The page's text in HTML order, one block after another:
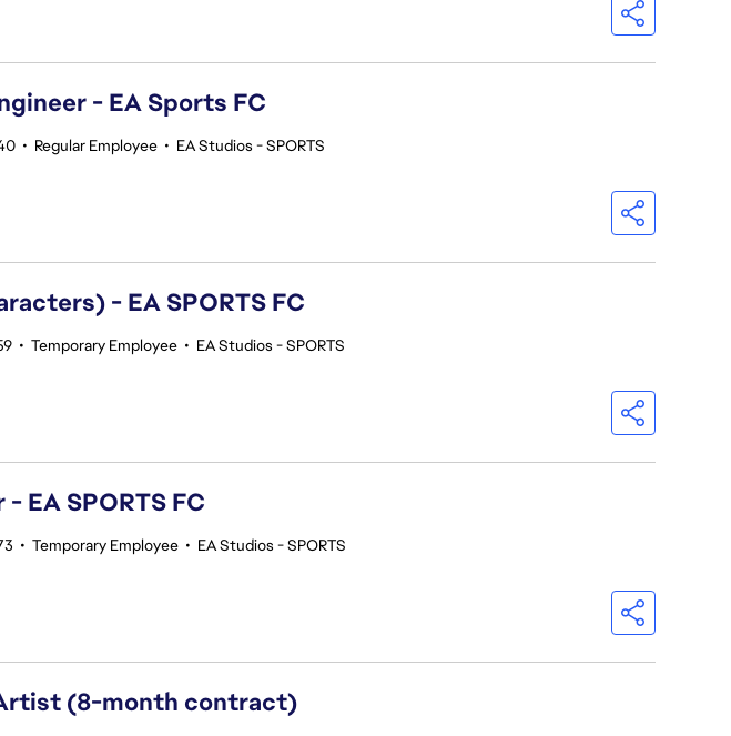
- EA Sports FC
• Regular Employee • EA Studios - SPORTS
- EA SPORTS FC
• Temporary Employee • EA Studios - SPORTS
EA SPORTS FC
• Temporary Employee • EA Studios - SPORTS
(8-month contract)